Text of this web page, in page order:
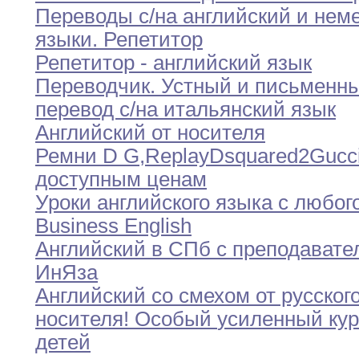
Переводы с/на английский и
языки. Репетитор
Репетитор - английский язык
Переводчик. Устный и
перевод с/на итальянский язык
Английский от носителя
Ремни D G,ReplayDsquared2
доступным ценам
Уроки английского языка с
Business English
Английский в СПб с
ИнЯза
Английский со смехом от
носителя! Особый усиленный
детей